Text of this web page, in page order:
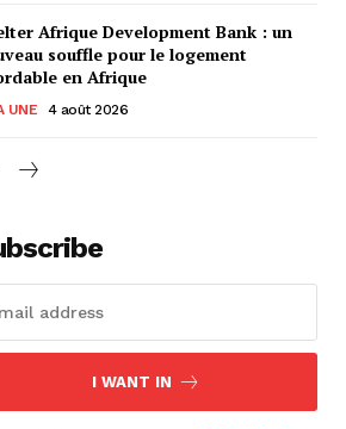
Afrique Development Bank : un
souffle pour le logement
en Afrique
UNE 4 août 2026
I WANT IN